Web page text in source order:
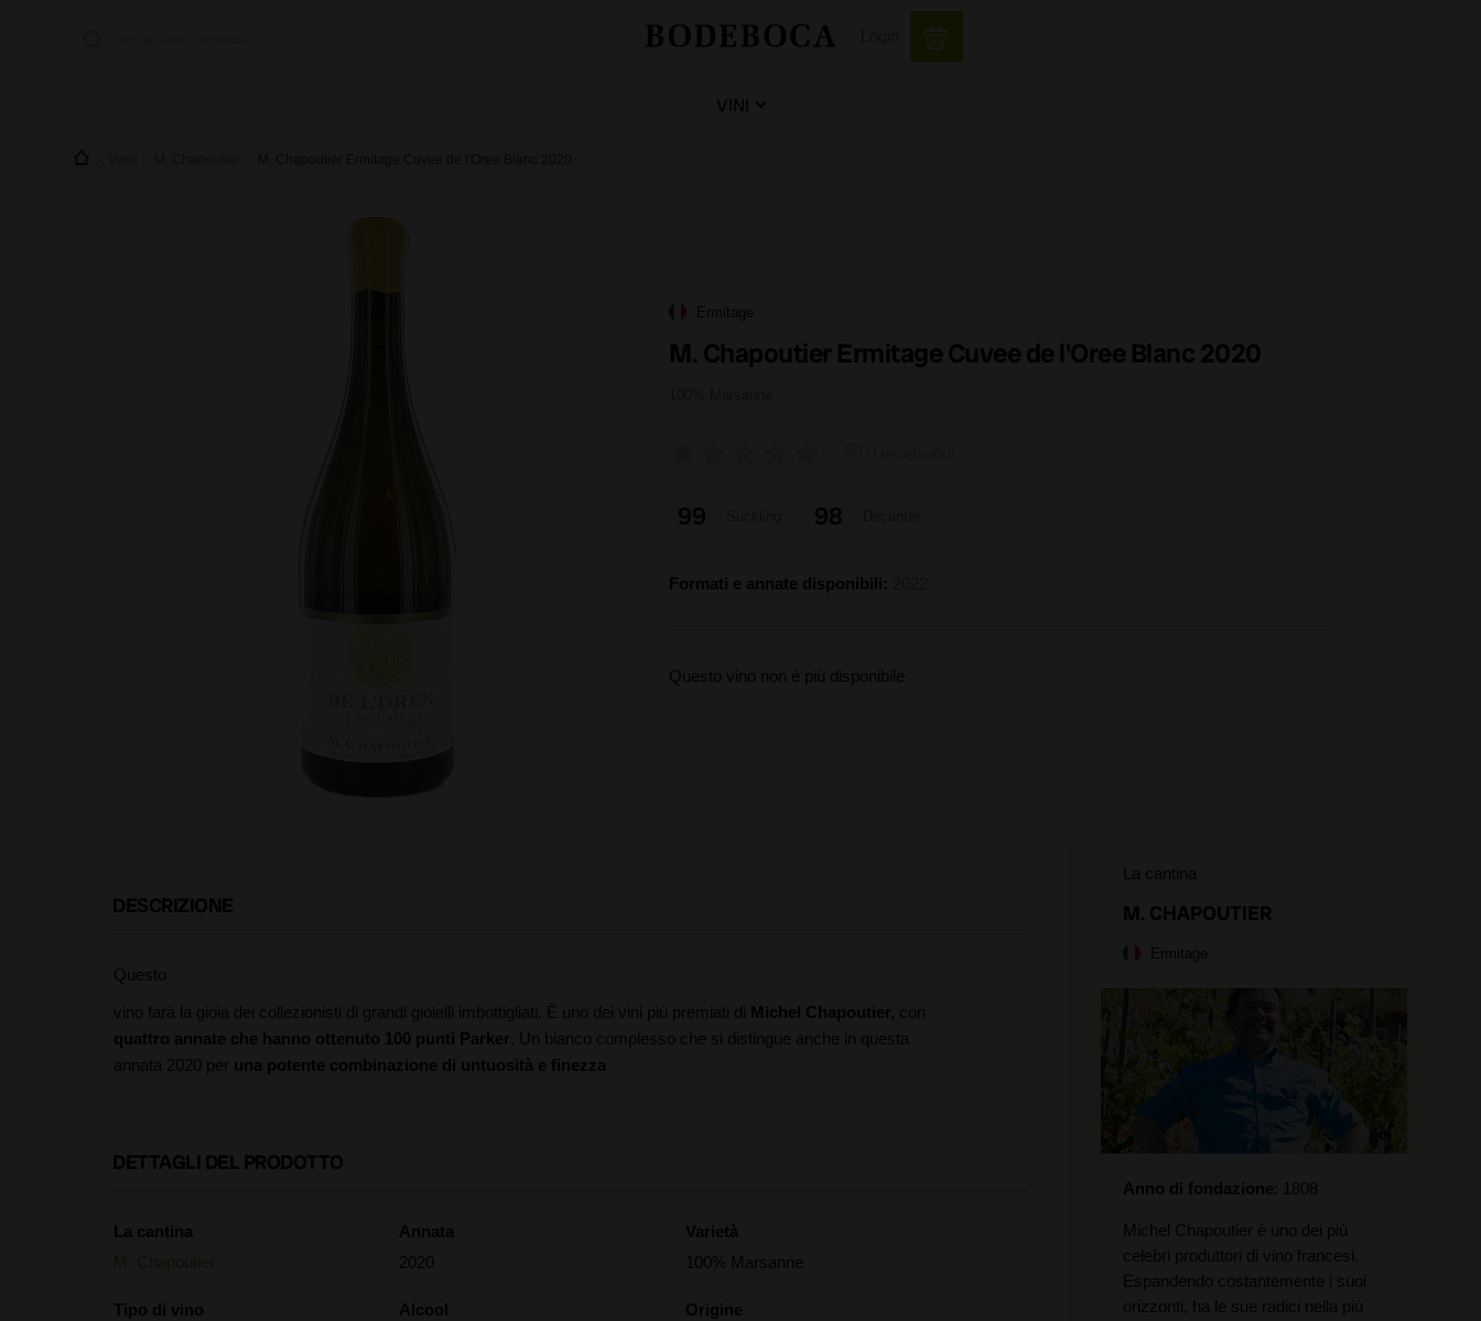
VINI
Ermitage
M. Chapoutier Ermitage Cuvee de l'Oree Blanc 2020
99 98
Formati e annate disponibili:
Questo vino non è più disponibile
DESCRIZIONE
Questo
vino farà la gioia dei collezionisti di grandi gioielli imbottigliati. È uno dei vini più premiati di Michel Chapoutier, con
quattro annate che hanno ottenuto 100 punti Parker
. Un bianco complesso che si distingue anche in questa
annata 2020 per una potente combinazione di untuosità e finezza
DETTAGLI DEL PRODOTTO
La cantina
Tipo di vino
Annata
2020
Alcool
Varietà
100% Marsanne
Origine
La cantina
M. CHAPOUTIER
Ermitage
Anno di fondazione 1808
Michel Chapoutier è uno dei più
celebri produttori di vino francesi.
Espandendo costantemente i suoi
orizzonti, ha le sue radici nella più